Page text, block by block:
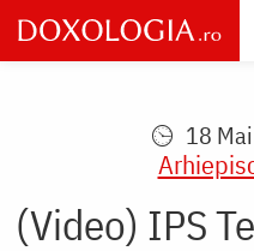
Skip
to
main
18
(Video) IPS